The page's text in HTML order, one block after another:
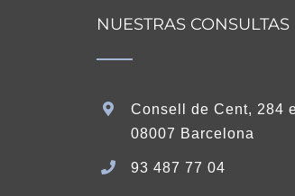
NUESTRAS CONSULTAS
Consell de Cent, 284
08007 Barcelona
93 487 77 04